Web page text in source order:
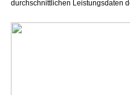
durchschnittlichen Leistungsdaten